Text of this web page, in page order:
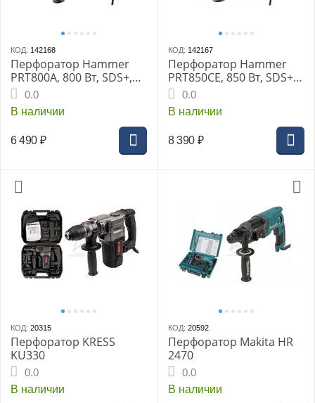
КОД: 142168
Перфоратор Hammer
PRT800A, 800 Вт, SDS+,
26 мм, 0-1245 об/мин,
2.6 Дж, 3 режима,
коробка
0.0
В наличии
6 490 ₽
КОД: 142167
Перфоратор Hammer
PRT850CE, 850 Вт, SDS+,
26 мм, 0-1245 об/мин,
2.8 Дж, 3 режима, кейс
0.0
В наличии
8 390 ₽
КОД: 20315
Перфоратор KRESS
KU330
0.0
В наличии
КОД: 20592
Перфоратор Makita HR
2470
0.0
В наличии